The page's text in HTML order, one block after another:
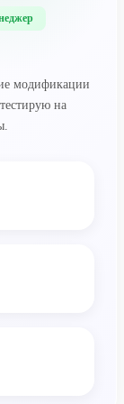
модификации
на